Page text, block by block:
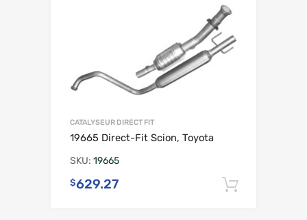
CATALYSEUR DIRECT FIT
19665 Direct-Fit Scion, Toyota
SKU: 19665
$629.27